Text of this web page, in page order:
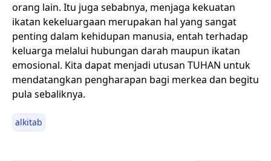
orang lain. Itu juga sebabnya, menjaga kekuatan
ikatan kekeluargaan merupakan hal yang sangat
penting dalam kehidupan manusia, entah terhadap
keluarga melalui hubungan darah maupun ikatan
emosional. Kita dapat menjadi utusan TUHAN untuk
mendatangkan pengharapan bagi merkea dan begitu
pula sebaliknya.
alkitab